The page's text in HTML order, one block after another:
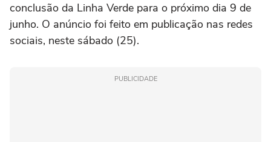
conclusão da Linha Verde para o próximo dia 9 de
junho. O anúncio foi feito em publicação nas redes
sociais, neste sábado (25).
PUBLICIDADE